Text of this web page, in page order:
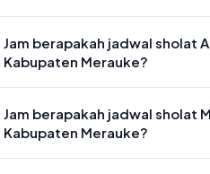
Jam berapakah jadwal sholat
Kabupaten Merauke?
Jam berapakah jadwal sholat
Kabupaten Merauke?